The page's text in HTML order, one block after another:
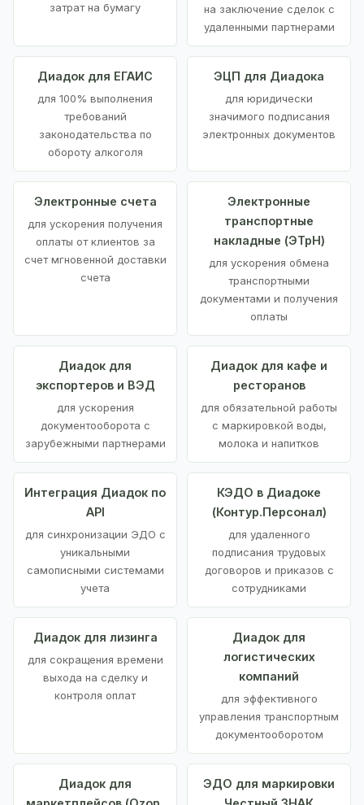
затрат на бумагу
на заключение сделок с
удаленными партнерами
Диадок для ЕГАИС
для 100% выполнения
требований
законодательства по
обороту алкоголя
ЭЦП для Диадока
для юридически
значимого подписания
электронных документов
Электронные счета
для ускорения получения
оплаты от клиентов за
счет мгновенной доставки
счета
Электронные
транспортные
накладные (ЭТрН)
для ускорения обмена
транспортными
документами и получения
оплаты
Диадок для
экспортеров и ВЭД
для ускорения
документооборота с
зарубежными партнерами
Диадок для кафе и
ресторанов
для обязательной работы
с маркировкой воды,
молока и напитков
Интеграция Диадок по
API
для синхронизации ЭДО с
уникальными
самописными системами
учета
КЭДО в Диадоке
(Контур.Персонал)
для удаленного
подписания трудовых
договоров и приказов с
сотрудниками
Диадок для лизинга
для сокращения времени
выхода на сделку и
контроля оплат
Диадок для
логистических
компаний
для эффективного
управления транспортным
документооборотом
Диадок для
ЭДО для маркировки